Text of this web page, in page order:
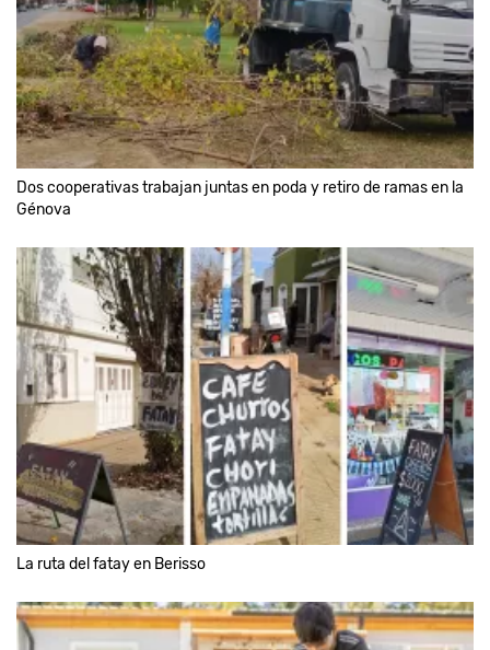
Dos cooperativas trabajan juntas en poda y retiro de ramas en la
Génova
La ruta del fatay en Berisso